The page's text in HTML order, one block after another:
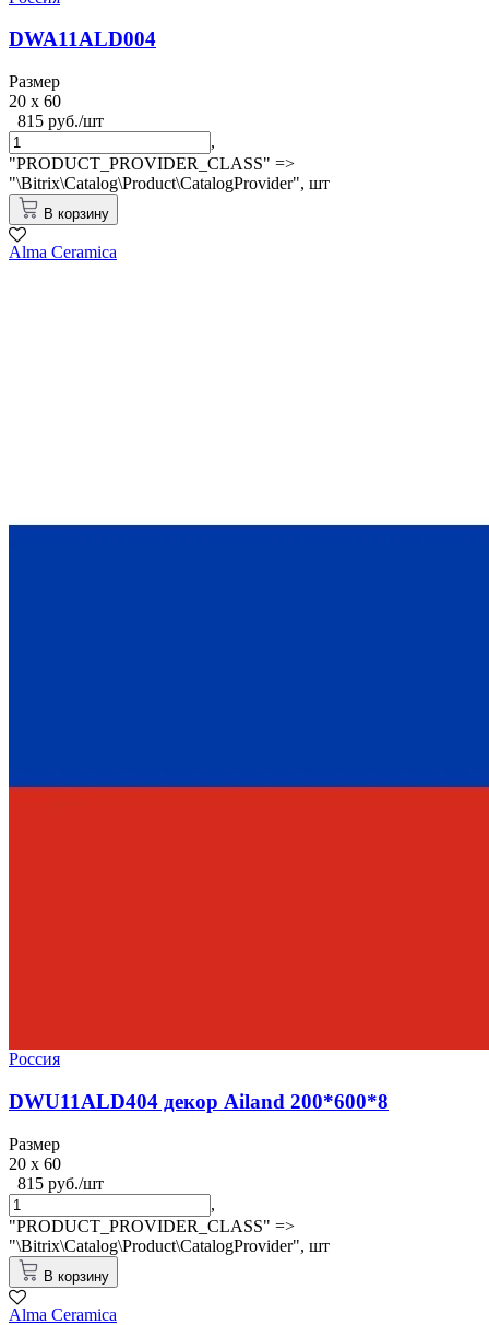
DWA11ALD004
Размер
20 x 60
815 руб./шт
,
"PRODUCT_PROVIDER_CLASS" =>
"\Bitrix\Catalog\Product\CatalogProvider", шт
В корзину
Alma Ceramica
Россия
DWU11ALD404 декор Ailand 200*600*8
Размер
20 x 60
815 руб./шт
,
"PRODUCT_PROVIDER_CLASS" =>
"\Bitrix\Catalog\Product\CatalogProvider", шт
В корзину
Alma Ceramica